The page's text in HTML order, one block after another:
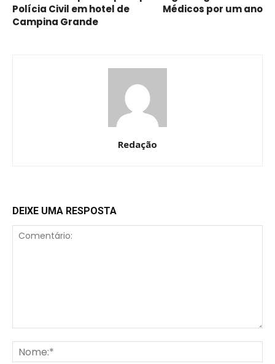
Polícia Civil em hotel de
Campina Grande
Médicos por um ano
Redação
DEIXE UMA RESPOSTA